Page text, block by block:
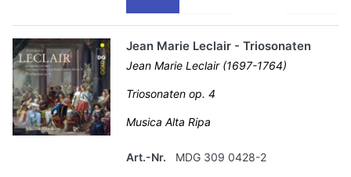
Jean Marie Leclair - Triosonaten
Jean Marie Leclair (1697-1764)
Triosonaten op. 4
Musica Alta Ripa
Art.-Nr. MDG 309 0428-2